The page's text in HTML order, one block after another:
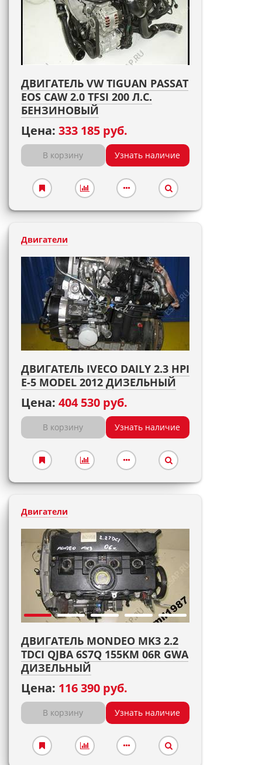
ДВИГАТЕЛЬ VW TIGUAN PASSAT
EOS CAW 2.0 TFSI 200 Л.С.
БЕНЗИНОВЫЙ
Цена: 333 185 руб.
В корзину Узнать наличие
Двигатели
ДВИГАТЕЛЬ IVECO DAILY 2.3 HPI
E-5 MODEL 2012 ДИЗЕЛЬНЫЙ
Цена: 404 530 руб.
В корзину Узнать наличие
Двигатели
ДВИГАТЕЛЬ MONDEO MK3 2.2
TDCI QJBA 6S7Q 155KM 06R GWA
ДИЗЕЛЬНЫЙ
Цена: 116 390 руб.
В корзину Узнать наличие